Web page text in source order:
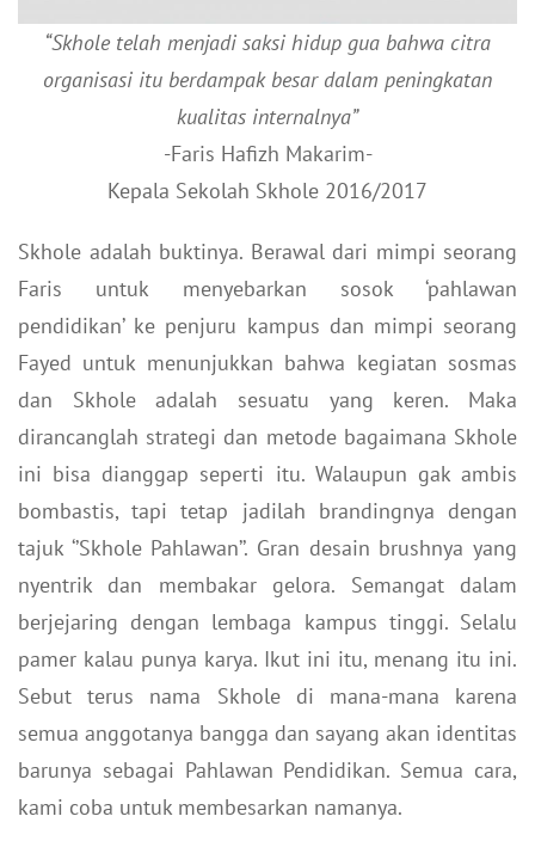
“Skhole telah menjadi saksi hidup gua bahwa citra
organisasi itu berdampak besar dalam peningkatan
kualitas internalnya”
-Faris Hafizh Makarim-
Kepala Sekolah Skhole 2016/2017
Skhole adalah buktinya. Berawal dari mimpi seorang
Faris untuk menyebarkan sosok ‘pahlawan
pendidikan’ ke penjuru kampus dan mimpi seorang
Fayed untuk menunjukkan bahwa kegiatan sosmas
dan Skhole adalah sesuatu yang keren. Maka
dirancanglah strategi dan metode bagaimana Skhole
ini bisa dianggap seperti itu. Walaupun gak ambis
bombastis, tapi tetap jadilah brandingnya dengan
tajuk ‘’Skhole Pahlawan’’. Gran desain brushnya yang
nyentrik dan membakar gelora. Semangat dalam
berjejaring dengan lembaga kampus tinggi. Selalu
pamer kalau punya karya. Ikut ini itu, menang itu ini.
Sebut terus nama Skhole di mana-mana karena
semua anggotanya bangga dan sayang akan identitas
barunya sebagai Pahlawan Pendidikan. Semua cara,
kami coba untuk membesarkan namanya.